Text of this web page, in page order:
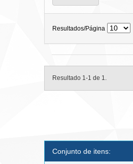
Resultados/Página
Resultado 1-1 de 1.
Conjunto de itens: